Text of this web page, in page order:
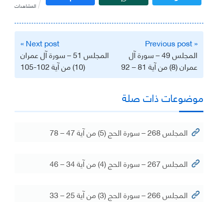
المشاهدات
تصفّح
المقالات
« Previous post
المجلس 49 – سورة آل
عمران (8) من آية 81 – 92
Next post »
المجلس 51 – سورة آل عمران
(10) من آية 102-105
موضوعات ذات صلة
المجلس 268 – سورة الحج (5) من آية 47 – 78
المجلس 267 – سورة الحج (4) من آية 34 – 46
المجلس 266 – سورة الحج (3) من آية 25 – 33